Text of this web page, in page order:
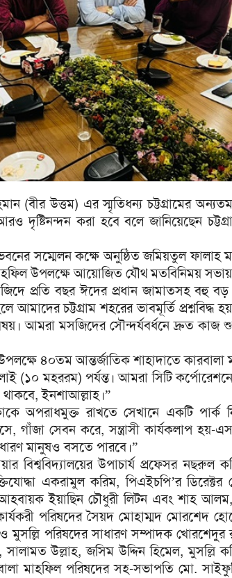
(বীর উত্তম) এর স্মৃতিধন্য চট্টগ্রামের
দৃষ্টিনন্দন করা হবে বলে জানিয়েছেন
সম্মেলন কক্ষে অনুষ্ঠিত জমিয়তুল
উপলক্ষে আয়োজিত যৌথ মতবিনিময়
প্রতি বছর ঈদের প্রধান জামাতসহ বহু
আমাদের চট্টগ্রাম শহরের ভাবমূর্তি
আমরা মসজিদের সৌন্দর্যবর্ধনে দ্রুত
৪০তম আন্তর্জাতিক শাহাদাতে
(১০ মহররম) পর্যন্ত। আমরা সিটি
ইনশাআল্লাহ।”
অপরাধমুক্ত রাখতে সেখানে একটি পার্ক
গাঁজা সেবন করে, সন্ত্রাসী কার্যকলাপ হয়-
মানুষও বসতে পারবে।”
বিশ্ববিদ্যালয়ের উপাচার্য প্রফেসর নছরুল
একরামুল করিম, পিএইচপি’র
আহবায়ক ইয়াছিন চৌধুরী লিটন এবং শাহ
পরিষদের সৈয়দ মোহাম্মদ মোরশেদ
পরিষদের সাধারণ সম্পাদক খোরশেদুর
উল্লাহ, জসিম উদ্দিন হিমেল, মুসল্লি
মাহফিল পরিষদের সহ-সভাপতি মো.